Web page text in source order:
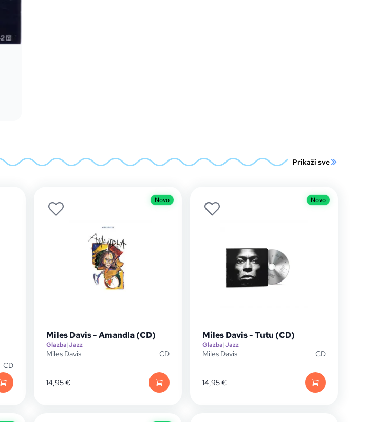
Prikaži sve
CD
Novo
Miles Davis - Amandla (CD)
Glazba|Jazz
Miles Davis CD
14,95€
Novo
Miles Davis - Tutu (CD)
Glazba|Jazz
Miles Davis CD
14,95€